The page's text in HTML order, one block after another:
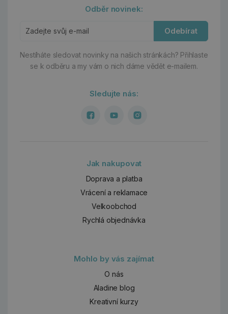
Odběr novinek:
Odebírat
Nestíháte sledovat novinky na našich stránkách? Přihlaste
se k odběru a my vám o nich dáme vědět e-mailem.
Sledujte nás:
Jak nakupovat
Doprava a platba
Vrácení a reklamace
Velkoobchod
Rychlá objednávka
Mohlo by vás zajímat
O nás
Aladine blog
Kreativní kurzy